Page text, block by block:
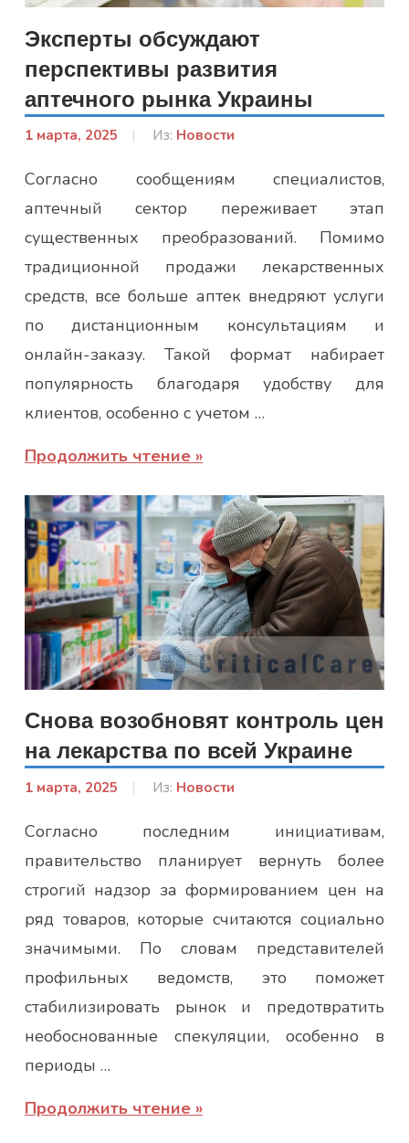
Эксперты обсуждают
перспективы развития
аптечного рынка Украины
1 марта, 2025
От:
Из: Новости
Согласно сообщениям специалистов,
аптечный сектор переживает этап
существенных преобразований. Помимо
традиционной продажи лекарственных
средств, все больше аптек внедряют услуги
по дистанционным консультациям и
онлайн-заказу. Такой формат набирает
популярность благодаря удобству для
клиентов, особенно с учетом …
Продолжить чтение
Снова возобновят контроль цен
на лекарства по всей Украине
1 марта, 2025
От:
Из: Новости
Согласно последним инициативам,
правительство планирует вернуть более
строгий надзор за формированием цен на
ряд товаров, которые считаются социально
значимыми. По словам представителей
профильных ведомств, это поможет
стабилизировать рынок и предотвратить
необоснованные спекуляции, особенно в
периоды …
Продолжить чтение